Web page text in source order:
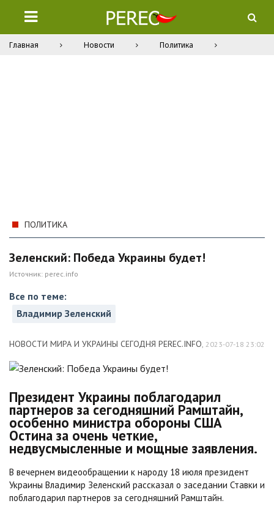
Главная Новости Политика
ПОЛИТИКА
Зеленский: Победа Украины будет!
Источник: perec.info
Все по теме:
Владимир Зеленский
НОВОСТИ МИРА И УКРАИНЫ СЕГОДНЯ PEREC.INFO, 2023-07-18 23:02
Президент Украины поблагодарил
партнеров за сегодняшний Рамштайн,
особенно министра обороны США
Остина за очень четкие,
недвусмысленные и мощные заявления.
В вечернем видеообращении к народу 18 июля президент
Украины Владимир Зеленский рассказал о заседании Ставки и
поблагодарил партнеров за сегодняшний Рамштайн.